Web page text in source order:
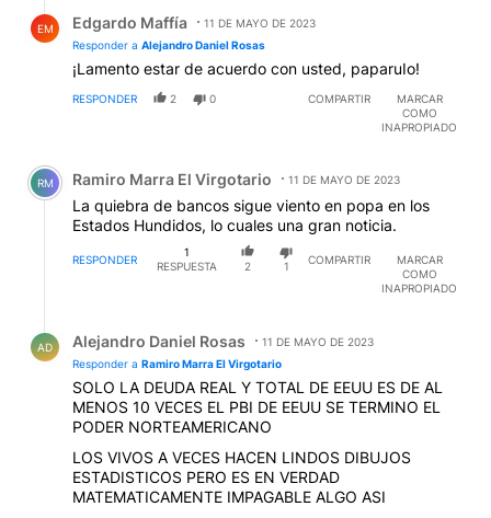
EM Edgardo Maffía
11 DE MAYO DE 2023
Responder a Alejandro Daniel Rosas
¡Lamento estar de acuerdo con usted, paparuIo!
RESPONDER 2 0 COMPARTIR
MARCAR
COMO
INAPROPIADO
Comentario de Ramiro Marra El Virgotario.
RM Ramiro Marra El Virgotario 11 DE MAYO DE 2023
La quiebra de bancos sigue viento en popa en los
Estados Hundidos, lo cuales una gran noticia.
RESPONDER
1
RESPUESTA
2 1
COMPARTIR
MARCAR
COMO
INAPROPIADO
AD Alejandro Daniel Rosas
11 DE MAYO DE 2023
Responder a Ramiro Marra El Virgotario
SOLO LA DEUDA REAL Y TOTAL DE EEUU ES DE AL
MENOS 10 VECES EL PBI DE EEUU SE TERMINO EL
PODER NORTEAMERICANO
LOS VIVOS A VECES HACEN LINDOS DIBUJOS
ESTADISTICOS PERO ES EN VERDAD
MATEMATICAMENTE IMPAGABLE ALGO ASI